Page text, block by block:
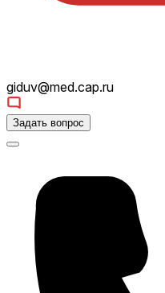
giduv@med.cap.ru
Задать вопрос